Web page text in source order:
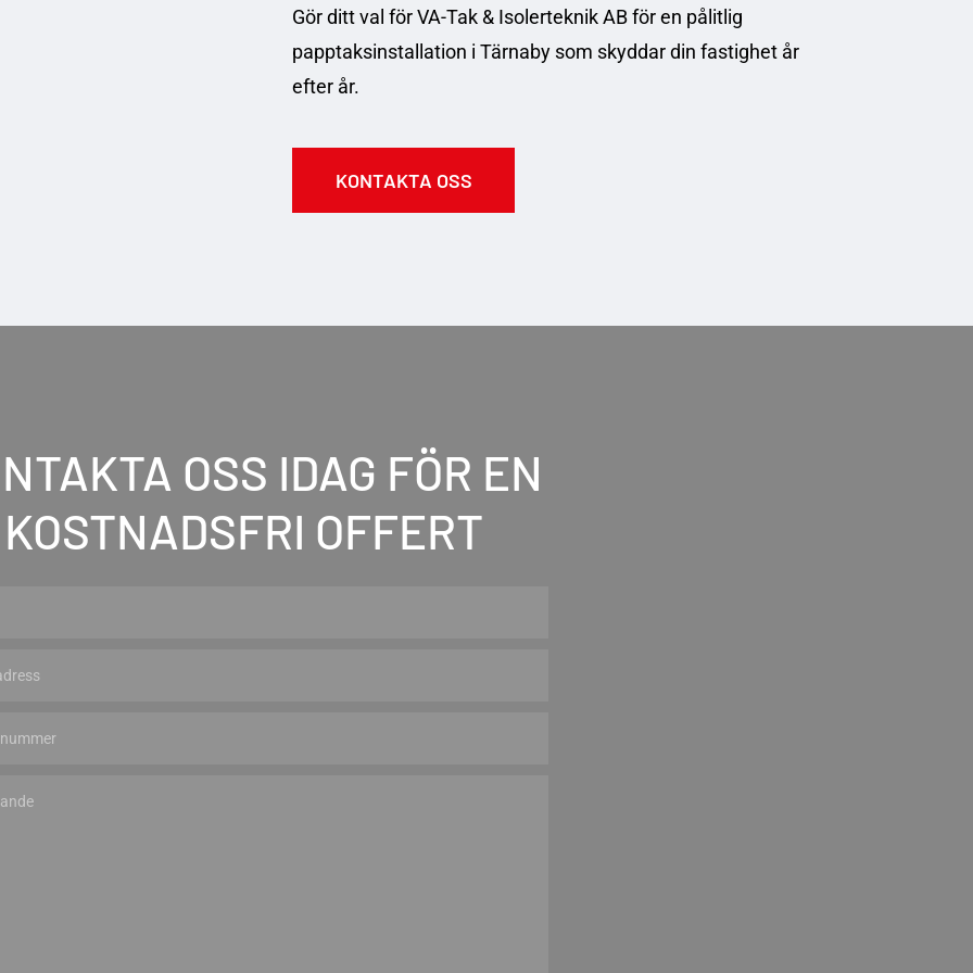
Gör ditt val för VA-Tak & Isolerteknik AB för en pålitlig
papptaksinstallation i Tärnaby som skyddar din fastighet år
efter år.
KONTAKTA OSS
OSS IDAG FÖR EN
KOSTNADSFRI OFFERT